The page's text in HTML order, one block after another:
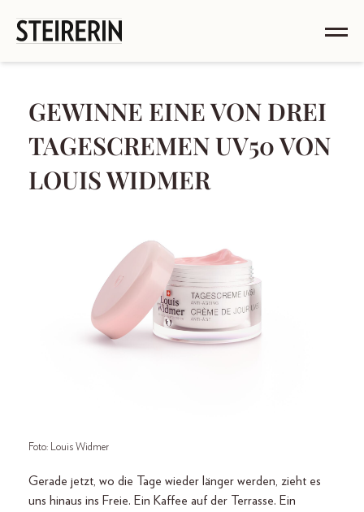
GEWINNE EINE VON DREI
TAGESCREMEN UV50 VON
LOUIS WIDMER
Foto: Louis Widmer
Gerade jetzt, wo die Tage wieder länger werden, zieht es
uns hinaus ins Freie. Ein Kaffee auf der Terrasse. Ein